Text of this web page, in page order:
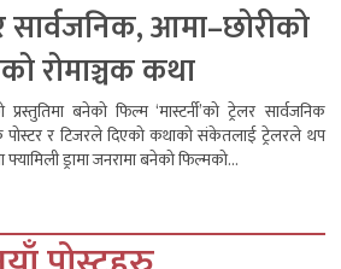
सार्वजनिक, आमा–छोरीको
रोमाञ्चक कथा
बनेको फिल्म ‘मास्टर्नी’को ट्रेलर सार्वजनिक
पोस्टर र टिजरले दिएको कथाको संकेतलाई ट्रेलरले थप
फ्यामिली ड्रामा जनरामा बनेको फिल्मको...